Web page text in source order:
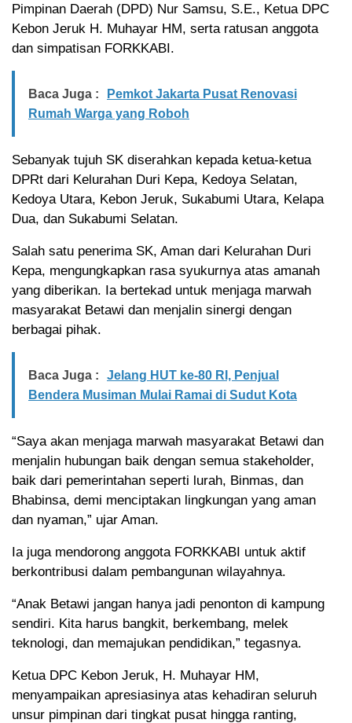
Pimpinan Daerah (DPD) Nur Samsu, S.E., Ketua DPC
Kebon Jeruk H. Muhayar HM, serta ratusan anggota
dan simpatisan FORKKABI.
Baca Juga :
Pemkot Jakarta Pusat Renovasi
Rumah Warga yang Roboh
Sebanyak tujuh SK diserahkan kepada ketua-ketua
DPRt dari Kelurahan Duri Kepa, Kedoya Selatan,
Kedoya Utara, Kebon Jeruk, Sukabumi Utara, Kelapa
Dua, dan Sukabumi Selatan.
Salah satu penerima SK, Aman dari Kelurahan Duri
Kepa, mengungkapkan rasa syukurnya atas amanah
yang diberikan. Ia bertekad untuk menjaga marwah
masyarakat Betawi dan menjalin sinergi dengan
berbagai pihak.
Baca Juga :
Jelang HUT ke-80 RI, Penjual
Bendera Musiman Mulai Ramai di Sudut Kota
“Saya akan menjaga marwah masyarakat Betawi dan
menjalin hubungan baik dengan semua stakeholder,
baik dari pemerintahan seperti lurah, Binmas, dan
Bhabinsa, demi menciptakan lingkungan yang aman
dan nyaman,” ujar Aman.
Ia juga mendorong anggota FORKKABI untuk aktif
berkontribusi dalam pembangunan wilayahnya.
“Anak Betawi jangan hanya jadi penonton di kampung
sendiri. Kita harus bangkit, berkembang, melek
teknologi, dan memajukan pendidikan,” tegasnya.
Ketua DPC Kebon Jeruk, H. Muhayar HM,
menyampaikan apresiasinya atas kehadiran seluruh
unsur pimpinan dari tingkat pusat hingga ranting,